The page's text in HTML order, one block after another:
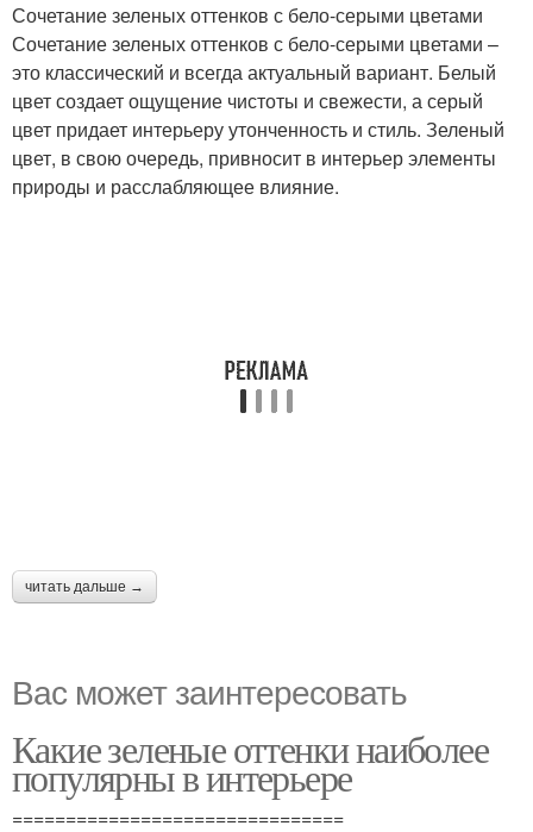
Сочетание зеленых оттенков с бело-серыми цветами
Сочетание зеленых оттенков с бело-серыми цветами –
это классический и всегда актуальный вариант. Белый
цвет создает ощущение чистоты и свежести, а серый
цвет придает интерьеру утонченность и стиль. Зеленый
цвет, в свою очередь, привносит в интерьер элементы
природы и расслабляющее влияние.
читать дальше →
Вас может заинтересовать
Какие зеленые оттенки наиболее
популярны в интерьере
===============================